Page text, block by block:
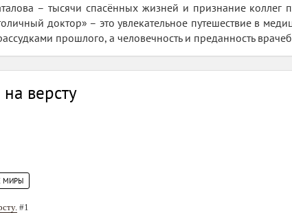
– тысячи спасённых жизней и признание
доктор» – это увлекательное путешествие в
прошлого, а человечность и преданность
версту
МИРЫ
#1